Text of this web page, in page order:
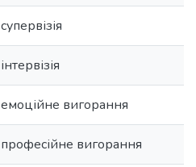
супервізія
інтервізія
емоційне вигорання
професійне вигорання